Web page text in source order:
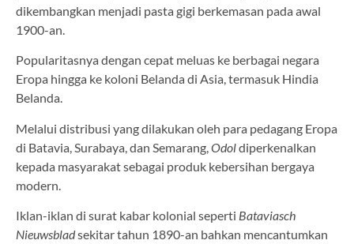
dikembangkan menjadi pasta gigi berkemasan pada awal
1900-an.
Popularitasnya dengan cepat meluas ke berbagai negara
Eropa hingga ke koloni Belanda di Asia, termasuk Hindia
Belanda.
Melalui distribusi yang dilakukan oleh para pedagang Eropa
di Batavia, Surabaya, dan Semarang, Odoldiperkenalkan
kepada masyarakat sebagai produk kebersihan bergaya
modern.
Iklan-iklan di surat kabar kolonial seperti Bataviasch
Nieuwsbladsekitar tahun 1890-an bahkan mencantumkan